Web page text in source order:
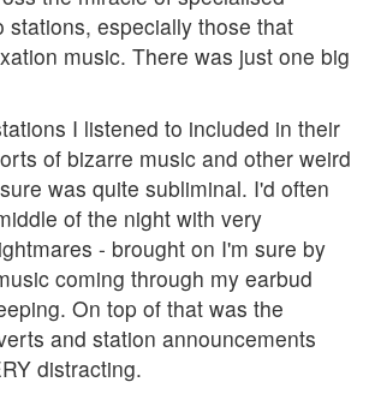
stations, especially those that
music. There was just one big
I listened to included in their
of bizarre music and other weird
was quite subliminal. I'd often
of the night with very
- brought on I'm sure by
coming through my earbud
On top of that was the
and station announcements
distracting.